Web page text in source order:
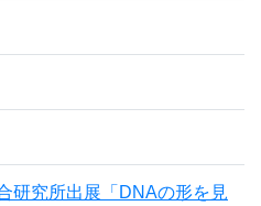
研究所出展「DNAの形を見